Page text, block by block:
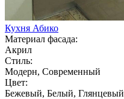
Кухня Абико
Материал фасада:
Акрил
Стиль:
Модерн, Современный
Цвет:
Бежевый, Белый, Глянцевый